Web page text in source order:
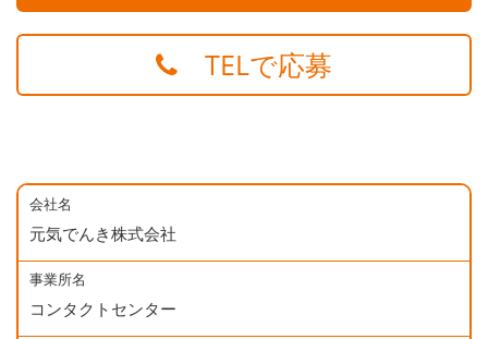
TELで応募
会社名
元気でんき株式会社
事業所名
コンタクトセンター